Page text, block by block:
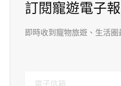
訂閱寵遊電子報
即時收到寵物旅遊、生活圈